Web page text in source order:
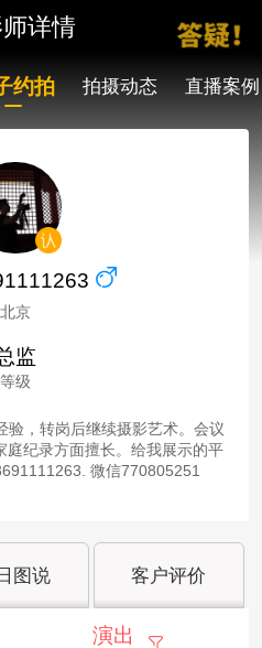
详情
约拍 拍摄动态 直播案例
北京
监
等级
验，转岗后继续摄影艺术。会议
庭纪录方面擅长。给我展示的平
微信770805251
图说 客户评价
演出